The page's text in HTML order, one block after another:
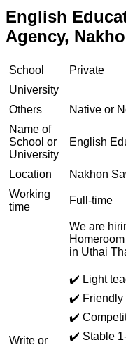
English
Agency,
School
Private
University
Others
Native or
Name of
School or
University
English
Location
Nakhon
Working
time
Full-time
Write or
We are
in Uthai
✔️ Light
✔️ Friendly
✔️
✔️ Stable